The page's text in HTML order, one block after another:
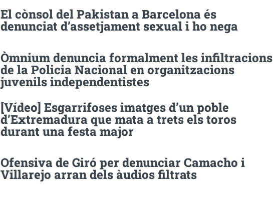
El cònsol del Pakistan a Barcelona és
denunciat d’assetjament sexual i ho nega
Òmnium denuncia formalment les infiltracions
de la Policia Nacional en organitzacions
juvenils independentistes
[Vídeo] Esgarrifoses imatges d’un poble
d’Extremadura que mata a trets els toros
durant una festa major
Ofensiva de Giró per denunciar Camacho i
Villarejo arran dels àudios filtrats